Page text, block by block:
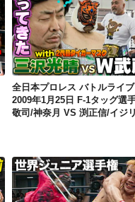
全日本プロレス バトルライ
2009年1月25日 F-1タッグ選
敬司/神奈月 VS 渕正信/イジ